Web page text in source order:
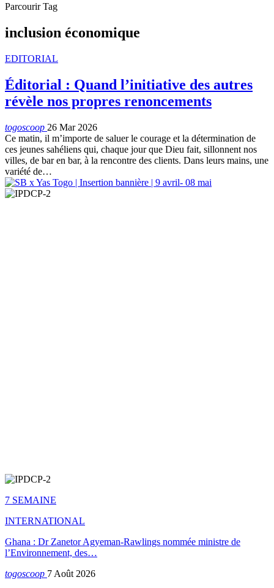
Parcourir Tag
inclusion économique
EDITORIAL
Éditorial : Quand l’initiative des autres
révèle nos propres renoncements
togoscoop 26 Mar 2026
Ce matin, il m’importe de saluer le courage et la détermination de
ces jeunes sahéliens qui, chaque jour que Dieu fait, sillonnent nos
villes, de bar en bar, à la rencontre des clients. Dans leurs mains, une
variété de…
7 SEMAINE
INTERNATIONAL
Ghana : Dr Zanetor Agyeman-Rawlings nommée ministre de
l’Environnement, des…
togoscoop 7 Août 2026